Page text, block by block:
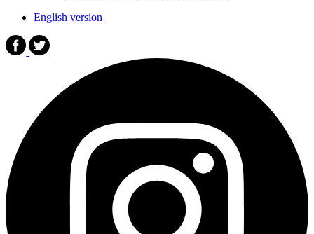
English version